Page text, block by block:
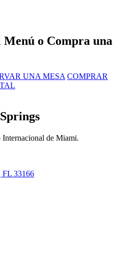
Menú o Compra una
UNA MESA COMPRAR
de Miami.
FL 33166